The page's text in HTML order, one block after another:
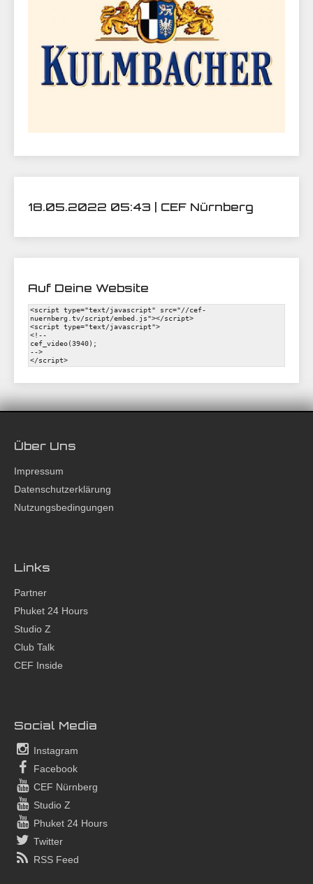
18.05.2022 05:43 | CEF Nürnberg
Auf Deine Website
Über Uns
Impressum
Datenschutzerklärung
Nutzungsbedingungen
Links
Partner
Phuket 24 Hours
Studio Z
Club Talk
CEF Inside
Social Media
Instagram
Facebook
CEF Nürnberg
Studio Z
Phuket 24 Hours
Twitter
RSS Feed